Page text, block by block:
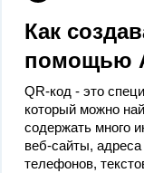
Искусство-и-
Ф
Финансы-и-бизнес
Как
помощью
QR-код - это
который можно
содержать много
веб-сайты,
телефонов,